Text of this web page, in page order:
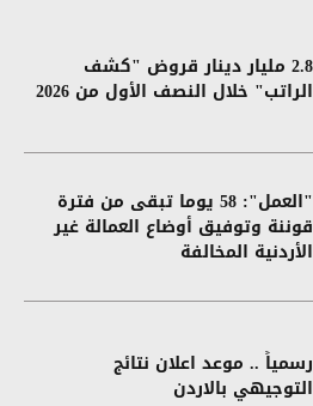
2.8 مليار دينار قروض "كشف
الراتب" خلال النصف الأول من 2026
"العمل": 58 يوما تبقى من فترة
قوننة وتوفيق أوضاع العمالة غير
الأردنية المخالفة
رسمياً .. موعد اعلان نتائج
التوجيهي بالاردن